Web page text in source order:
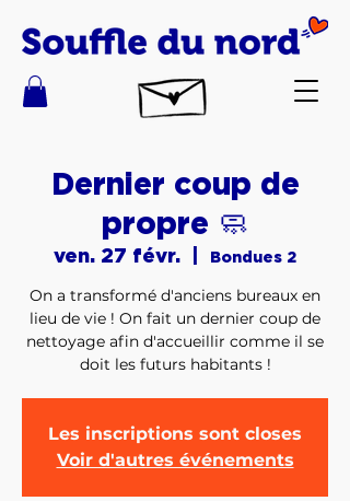
Dernier coup de
propre 🧼
ven. 27 févr. Bondues 2
On a transformé d'anciens bureaux en
lieu de vie ! On fait un dernier coup de
nettoyage afin d'accueillir comme il se
doit les futurs habitants !
Les inscriptions sont closes
Voir d'autres événements